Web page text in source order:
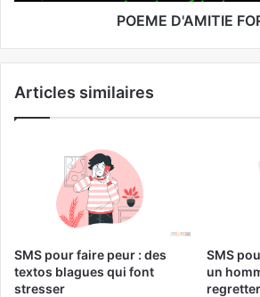
POEME D'AMITIE
Articles similaires
SMS pour faire peur : des
textos blagues qui font
stresser
SMS
un